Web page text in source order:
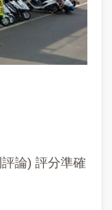
論) 評分準確